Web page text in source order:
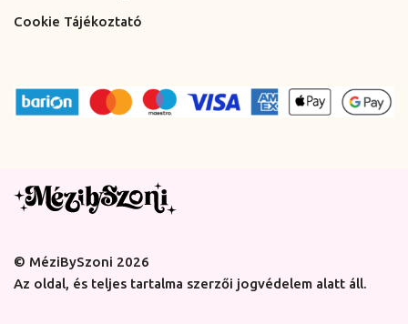
Cookie Tájékoztató
© MéziBySzoni 2026
Az oldal, és teljes tartalma szerzői jogvédelem alatt áll.